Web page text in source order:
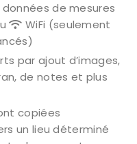
de mesures
WiFi (seulement
par ajout d’images,
de notes et plus
copiées
un lieu déterminé